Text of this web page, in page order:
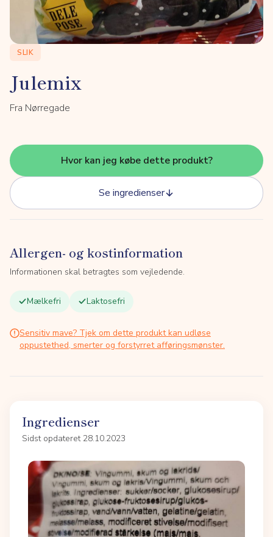
SLIK
Julemix
Fra Nørregade
Hvor kan jeg købe dette produkt?
Se ingredienser
Allergen- og kostinformation
Informationen skal betragtes som vejledende.
Mælkefri Laktosefri
Sensitiv mave? Tjek om dette produkt kan udløse
oppustethed, smerter og forstyrret afføringsmønster.
Ingredienser
Sidst opdateret 28.10.2023